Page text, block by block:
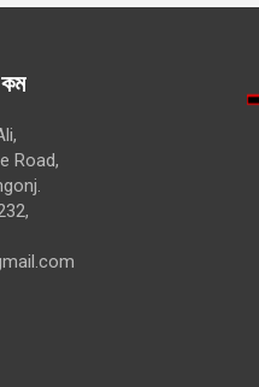
কম
Road,